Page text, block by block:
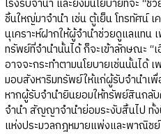
โรงรับจำนำ และยังมีนโยบายที่จะ “
ชิ้นใหญ่มาจำนำ เช่น ตู้เย็น โทรทัศน์
นุเคราะห์ฝากให้ผู้จำนำช่วยดูแลแทน
ทรัพย์ที่จำนำนั้นได้ ก็จะเข้าลักษณะ “
อาจจะกระทำตามนโยบายเช่นนั้นได้
มอบสังหาริมทรัพย์ให้แก่ผู้รับจำนำเพื่
หากผู้รับจำนำยินยอมให้ทรัพย์สินกลั
จำนำ สัญญาจำนำย่อมระงับสิ้นไป ทั้
แห่งประมวลกฎหมายแพ่งและพาณิชย์